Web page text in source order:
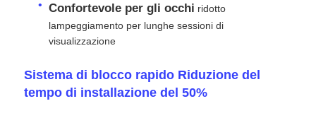
Visita alla fabbrica
Controllo di qualità
Confortevole per gli occhi ️ ridotto
lampeggiamento per lunghe sessioni di
visualizzazione
Sistema di blocco rapido Riduzione del
tempo di installazione del 50%